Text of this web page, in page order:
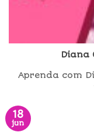
Diana
Aprenda com
18
jun